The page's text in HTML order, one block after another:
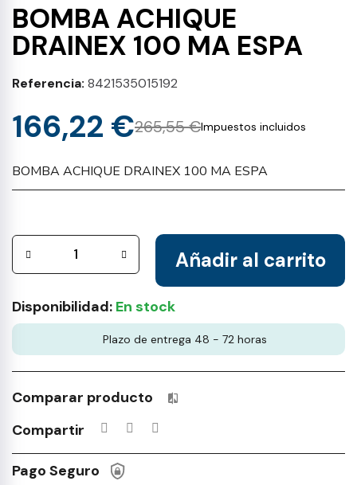
BOMBA ACHIQUE
DRAINEX 100 MA ESPA
Referencia 8421535015192
265,55 €
166,22 € Impuestos incluidos
BOMBA ACHIQUE DRAINEX 100 MA ESPA
Añadir al carrito
Disponibilidad: En stock
Plazo de entrega 48 - 72 horas
Comparar producto Productos incluidos en tu lista
Compartir
Pago Seguro